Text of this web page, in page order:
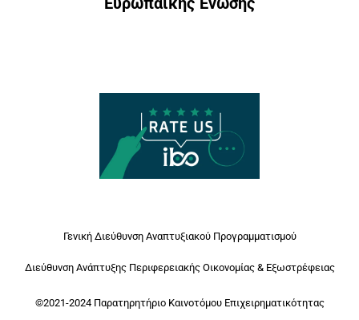
Γενική Διεύθυνση Αναπτυξιακού Προγραμματισμού
Διεύθυνση Ανάπτυξης Περιφερειακής Οικονομίας & Εξωστρέφειας
©2021-2024 Παρατηρητήριο Καινοτόμου Επιχειρηματικότητας